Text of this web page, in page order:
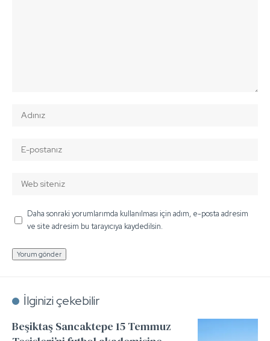
Daha sonraki yorumlarımda kullanılması için adım, e-posta adresim
ve site adresim bu tarayıcıya kaydedilsin.
İlginizi çekebilir
Beşiktaş Sancaktepe 15 Temmuz